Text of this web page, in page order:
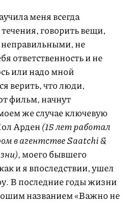
меня всегда
говорить вещи,
неправильными, не
ответственность и не
или надо мной
верить, что люди,
фильм, начнут
же случае ключевую
Арден(15 лет работал
в агентстве Saatchi &
, моего бывшего
и я впоследствии, ушел
В последние годы жизни
названием «Важно не